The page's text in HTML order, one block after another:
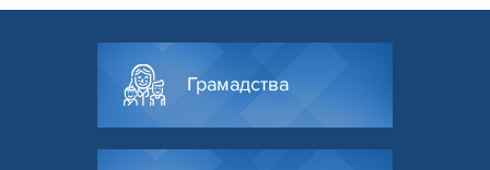
Грамадства